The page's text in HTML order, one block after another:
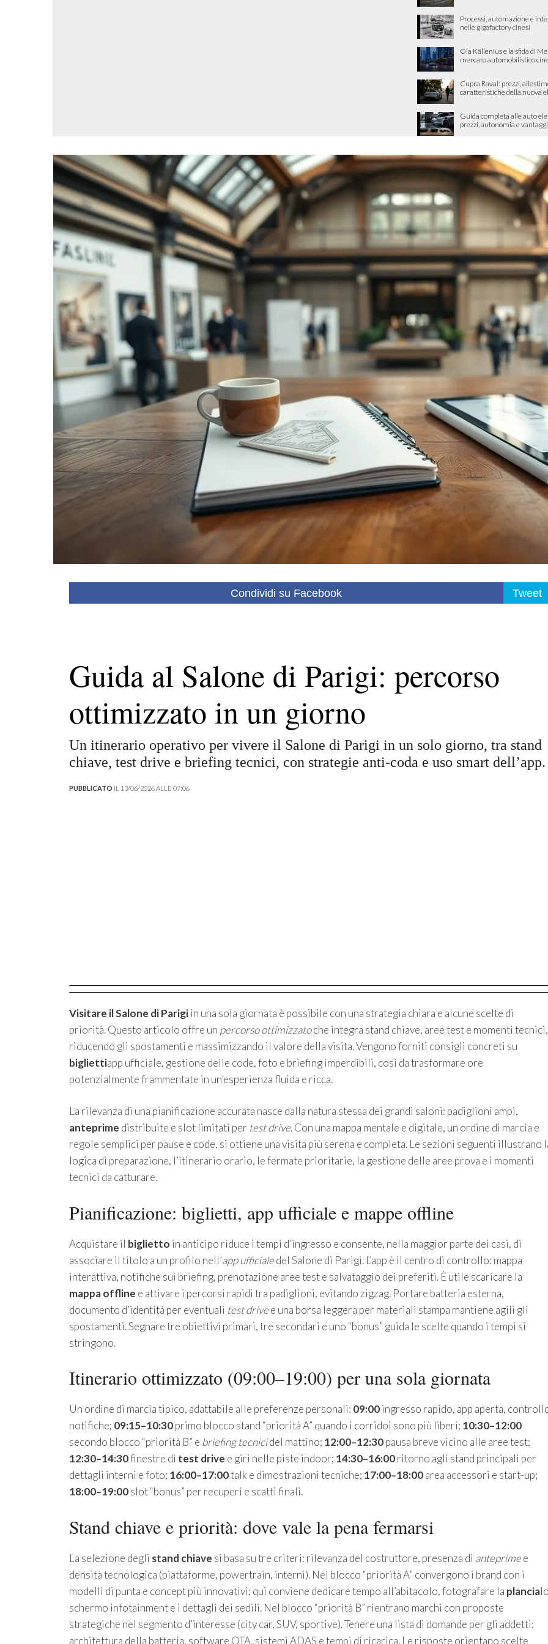
Processi, automazione e
nelle gigafactory cinesi
Ola Källenius e la sfida di
mercato automobilistico
Cupra Raval: prezzi,
caratteristiche della nuova
Guida completa alle auto
prezzi, autonomia e vantaggi
Condividi su Facebook Tweet
Guida al Salone di Parigi: percorso
ottimizzato in un giorno
Un itinerario operativo per vivere il Salone di Parigi in un solo giorno, tra stand
chiave, test drive e briefing tecnici, con strategie anti-coda e uso smart dell’app.
PUBBLICATO IL 13/06/2026 ALLE 07:06
Visitare il Salone di Parigiin una sola giornata è possibile con una strategia chiara e alcune scelte di
priorità. Questo articolo offre un percorso ottimizzatoche integra stand chiave, aree test e momenti tecnici,
riducendo gli spostamenti e massimizzando il valore della visita. Vengono forniti consigli concreti su
bigliettiapp ufficiale, gestione delle code, foto e briefing imperdibili, così da trasformare ore
potenzialmente frammentate in un’esperienza fluida e ricca.
La rilevanza di una pianificazione accurata nasce dalla natura stessa dei grandi saloni: padiglioni ampi,
anteprime distribuite e slot limitati per test drive. Con una mappa mentale e digitale, un ordine di marcia e
regole semplici per pause e code, si ottiene una visita più serena e completa. Le sezioni seguenti illustrano
logica di preparazione, l’itinerario orario, le fermate prioritarie, la gestione delle aree prova e i momenti
tecnici da catturare.
Pianificazione: biglietti, app ufficiale e mappe offline
Acquistare il biglietto in anticipo riduce i tempi d’ingresso e consente, nella maggior parte dei casi, di
associare il titolo a un profilo nell’app ufficialedel Salone di Parigi. L’app è il centro di controllo: mappa
interattiva, notifiche sui briefing, prenotazione aree test e salvataggio dei preferiti. È utile scaricare la
mappa offline e attivare i percorsi rapidi tra padiglioni, evitando zigzag. Portare batteria esterna,
documento d’identità per eventuali test drivee una borsa leggera per materiali stampa mantiene agili gli
spostamenti. Segnare tre obiettivi primari, tre secondari e uno “bonus” guida le scelte quando i tempi si
stringono.
Itinerario ottimizzato (09:00–19:00) per una sola giornata
Un ordine di marcia tipico, adattabile alle preferenze personali: 09:00ingresso rapido, app aperta,
notifiche; 09:15–10:30primo blocco stand “priorità A” quando i corridoi sono più liberi; 10:30–12:00
secondo blocco “priorità B” e briefing tecnicidel mattino; 12:00–12:30pausa breve vicino alle aree test;
12:30–14:30finestre di test drive e giri nelle piste indoor; 14:30–16:00ritorno agli stand principali per
dettagli interni e foto; 16:00–17:00talk e dimostrazioni tecniche; 17:00–18:00area accessori e start-up;
18:00–19:00slot “bonus” per recuperi e scatti finali.
Stand chiave e priorità: dove vale la pena fermarsi
La selezione degli stand chiave si basa su tre criteri: rilevanza del costruttore, presenza di anteprimee
densità tecnologica (piattaforme, powertrain, interni). Nel blocco “priorità A” convergono i brand con i
modelli di punta e concept più innovativi; qui conviene dedicare tempo all’abitacolo, fotografare la plancia
schermo infotainment e i dettagli dei sedili. Nel blocco “priorità B” rientrano marchi con proposte
strategiche nel segmento d’interesse (city car, SUV, sportive). Tenere una lista di domande per gli addetti:
architettura della batteria, software OTA, sistemi ADAS e tempi di ricarica. Le risposte orientano scelte